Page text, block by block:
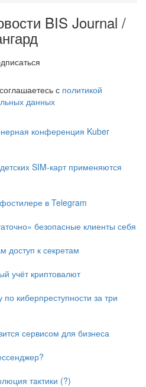
BIS Journal /
с политикой
данных
конференция Kuber
SIM-карт применяются
в Telegram
безопасные клиенты себя
доступ к секретам
учёт криптовалют
по киберпреступности за три
сервисом для бизнеса
тактики (?)